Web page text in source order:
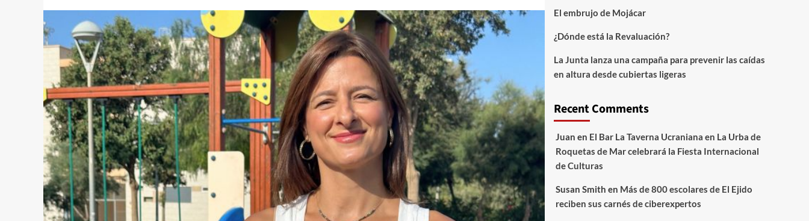
El embrujo de Mojácar
¿Dónde está la Revaluación?
La Junta lanza una campaña para prevenir las caídas
en altura desde cubiertas ligeras
Recent Comments
Juan en El Bar La Taverna Ucraniana en La Urba de
Roquetas de Mar celebrará la Fiesta Internacional
de Culturas
Susan Smith en Más de 800 escolares de El Ejido
reciben sus carnés de ciberexpertos